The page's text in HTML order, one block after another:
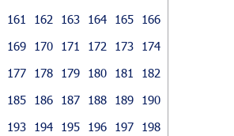
161 162 163 164 165
166
169 170 171 172 173
174
177 178 179 180 181
182
185 186 187 188 189
190
193 194 195 196 197
198